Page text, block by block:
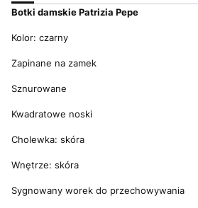
Botki damskie Patrizia Pepe
Kolor: czarny
Zapinane na zamek
Sznurowane
Kwadratowe noski
Cholewka: skóra
Wnętrze: skóra
Sygnowany worek do przechowywania